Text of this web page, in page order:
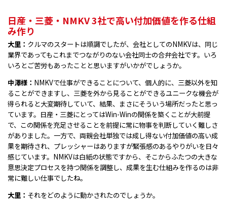
日産・三菱・NMKV 3社で高い付加価値を作る仕組
み作り
大里： クルマのスタートは順調でしたが、会社としてのNMKVは、同じ
業界であってもこれまでつながりのない会社同士の合弁会社です。いろ
いろとご苦労もあったことと思いますがいかがでしょうか。
中澤様： NMKVで仕事ができることについて、個人的に、三菱以外を知
ることができますし、三菱を外から見ることができるユニークな機会が
得られると大変期待していて、結果、まさにそういう場所だったと思っ
ています。日産・三菱にとってはWin-Winの関係を築くことが大前提
で、この関係を充足させることを前提に常に物事を判断していく難しさ
がありました。一方で、両親会社単独では成し得ない付加価値の高い成
果を期待され、プレッシャーはありますが緊張感のあるやりがいを日々
感じています。NMKVは白紙の状態ですから、そこからふたつの大きな
意思決定プロセスを持つ関係を調整し、成果を生む仕組みを作るのは非
常に難しい仕事でしたね。
大里： それをどのように動かされたのでしょうか。